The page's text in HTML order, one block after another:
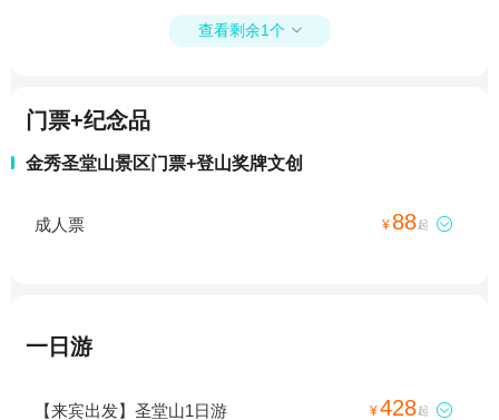
查看剩余1个 
门票+纪念品
金秀圣堂山景区门票+登山奖牌文创
成人票 ¥ 88起 
一日游
【来宾出发】圣堂山1日游 ¥428起 